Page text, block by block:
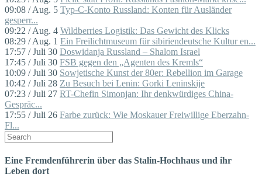
09:08 / Aug. 5 Typ-C-Konto Russland: Konten für Ausländer
gesperr...
09:22 / Aug. 4 Wildberries Logistik: Das Gewicht des Klicks
08:29 / Aug. 1 Ein Freilichtmuseum für sibiriendeutsche Kultur en...
17:57 / Juli 30 Doswidanja Russland – Shalom Israel
17:45 / Juli 30 FSB gegen den „Agenten des Kremls“
10:09 / Juli 30 Sowjetische Kunst der 80er: Rebellion im Garage
10:42 / Juli 28 Zu Besuch bei Lenin: Gorki Leninskije
07:23 / Juli 27 RT-Chefin Simonjan: Ihr denkwürdiges China-
Gespräc...
17:55 / Juli 26 Farbe zurück: Wie Moskauer Freiwillige Eberzahn-
Fl...
Eine Fremdenführerin über das Stalin-Hochhaus und ihr
Leben dort